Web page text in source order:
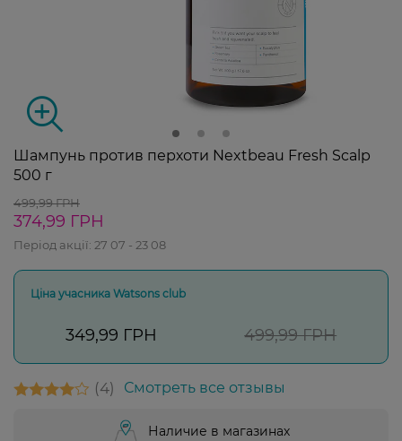
Шампунь против перхоти Nextbeau Fresh Scalp
500 г
499,99 ГРН
374,99 ГРН
Період акції: 27 07 - 23 08
Ціна учасника Watsons club
349,99 ГРН 499,99 ГРН
4 Смотреть все отзывы
Наличие в магазинах